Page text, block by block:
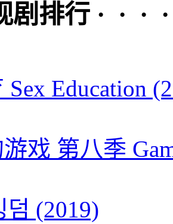
剧排行 · · ·
Sex Education
戏 第八季
덤 (2019)